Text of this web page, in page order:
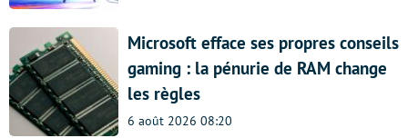
Microsoft efface ses propres conseils
gaming : la pénurie de RAM change
les règles
6 août 2026 08:20